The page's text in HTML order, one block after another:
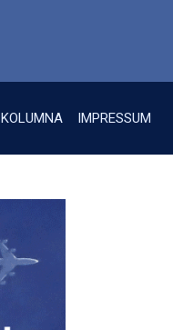
KOLUMNA IMPRESSUM